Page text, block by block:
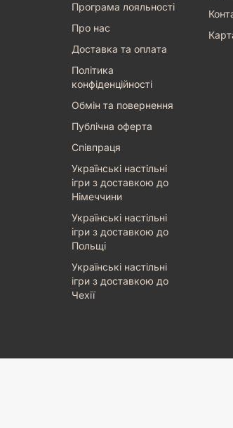
Програма лояльності
Про нас
Доставка та оплата
Політика
конфіденційності
Обмін та повернення
Публічна оферта
Співпраця
Українські настільні
ігри з доставкою до
Німеччини
Українські настільні
ігри з доставкою до
Польщі
Українські настільні
ігри з доставкою до
Чехії